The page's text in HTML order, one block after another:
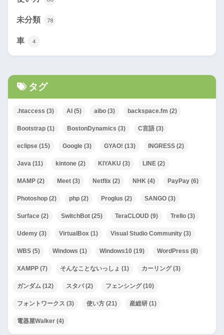
未分類 78
車 4
タグ
.htaccess (3) AI (5) aibo (3) backspace.fm (2)
Bootstrap (1) BostonDynamics (3) C言語 (3)
eclipse (15) Google (3) GYAO! (13) INGRESS (2)
Java (11) kintone (2) KIYAKU (3) LINE (2)
MAMP (2) Meet (3) Netflix (2) NHK (4) PayPay (6)
Photoshop (2) php (2) Proglus (2) SANGO (3)
Surface (2) SwitchBot (25) TeraCLOUD (9) Trello (3)
Udemy (3) VirtualBox (1) Visual Studio Community (3)
WBS (5) Windows (1) Windows10 (19) WordPress (8)
XAMPP (7) そんなことないっしょ (1) カーリング(3)
ガンダム (12) スタバ(2) フェンシング(10)
フォントワークス (3) 使い方 (21) 産総研 (1)
電器屋Walker (4)